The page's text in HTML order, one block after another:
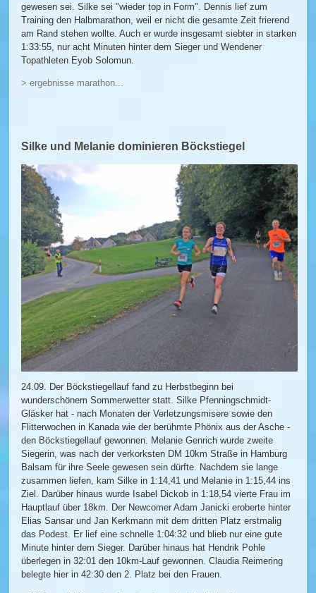
gewesen sei. Silke sei "wieder top in Form". Dennis lief zum
Training den Halbmarathon, weil er nicht die gesamte Zeit frierend
am Rand stehen wollte. Auch er wurde insgesamt siebter in starken
1:33:55, nur acht Minuten hinter dem Sieger und Wendener
Topathleten Eyob Solomun.
> ergebnisse marathon...
Silke und Melanie dominieren Böckstiegel
24.09. Der Böckstiegellauf fand zu Herbstbeginn bei
wunderschönem Sommerwetter statt. Silke Pfenningschmidt-
Gläsker hat - nach Monaten der Verletzungsmisere sowie den
Flitterwochen in Kanada wie der berühmte Phönix aus der Asche -
den Böckstiegellauf gewonnen. Melanie Genrich wurde zweite
Siegerin, was nach der verkorksten DM 10km Straße in Hamburg
Balsam für ihre Seele gewesen sein dürfte. Nachdem sie lange
zusammen liefen, kam Silke in 1:14,41 und Melanie in 1:15,44 ins
Ziel. Darüber hinaus wurde Isabel Dickob in 1:18,54 vierte Frau im
Hauptlauf über 18km. Der Newcomer Adam Janicki eroberte hinter
Elias Sansar und Jan Kerkmann mit dem dritten Platz erstmalig
das Podest. Er lief eine schnelle 1:04:32 und blieb nur eine gute
Minute hinter dem Sieger. Darüber hinaus hat Hendrik Pohle
überlegen in 32:01 den 10km-Lauf gewonnen. Claudia Reimering
belegte hier in 42:30 den 2. Platz bei den Frauen.